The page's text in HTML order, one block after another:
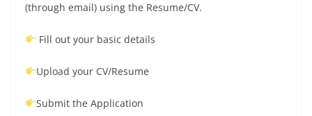
(through email) using the Resume/CV.
Fill out your basic details
Upload your CV/Resume
Submit the Application